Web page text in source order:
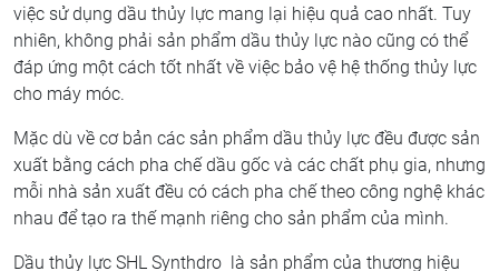
việc sử dụng dầu thủy lực mang lại hiệu quả cao nhất. Tuy
nhiên, không phải sản phẩm dầu thủy lực nào cũng có thể
đáp ứng một cách tốt nhất về việc bảo vệ hệ thống thủy lực
cho máy móc.
Mặc dù về cơ bản các sản phẩm dầu thủy lực đều được sản
xuất bằng cách pha chế dầu gốc và các chất phụ gia, nhưng
mỗi nhà sản xuất đều có cách pha chế theo công nghệ khác
nhau để tạo ra thế mạnh riêng cho sản phẩm của mình.
Dầu thủy lực SHL Synthdro là sản phẩm của thương hiệu